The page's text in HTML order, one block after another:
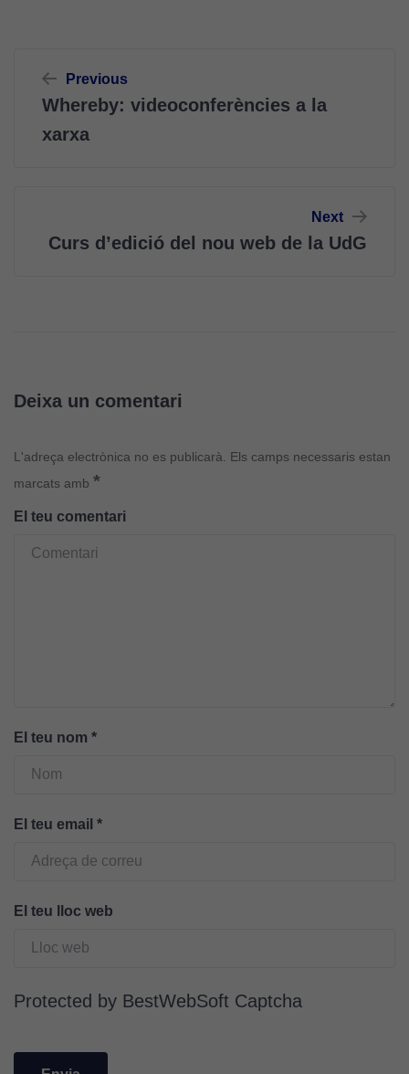
d'entrades
Previous
Whereby: videoconferències a la
xarxa
Next
Curs d’edició del nou web de la UdG
Deixa un comentari
L'adreça electrònica no es publicarà.
Els camps necessaris estan
marcats amb *
El teu comentari
El teu nom *
El teu email *
El teu lloc web
Protected by BestWebSoft Captcha
són